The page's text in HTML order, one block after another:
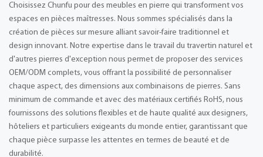
Choisissez Chunfu pour des meubles en pierre qui transforment vos
espaces en pièces maîtresses. Nous sommes spécialisés dans la
création de pièces sur mesure alliant savoir-faire traditionnel et
design innovant. Notre expertise dans le travail du travertin naturel et
d'autres pierres d'exception nous permet de proposer des services
OEM/ODM complets, vous offrant la possibilité de personnaliser
chaque aspect, des dimensions aux combinaisons de pierres. Sans
minimum de commande et avec des matériaux certifiés RoHS, nous
fournissons des solutions flexibles et de haute qualité aux designers,
hôteliers et particuliers exigeants du monde entier, garantissant que
chaque pièce surpasse les attentes en termes de beauté et de
durabilité.